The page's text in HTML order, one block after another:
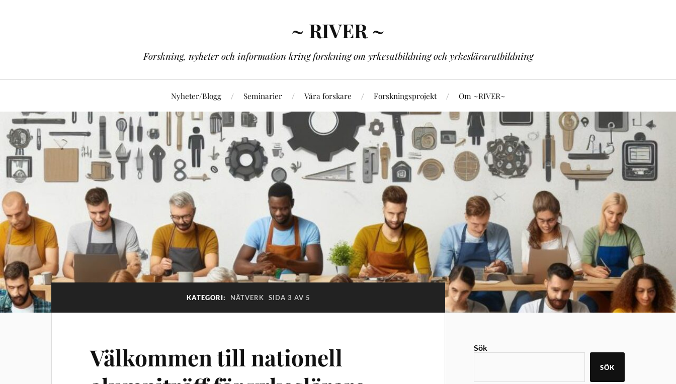
~ RIVER ~
Forskning, nyheter och information kring forskning om yrkesutbildning och yrkeslärarutbildning
Nyheter/Blogg Seminarier Våra forskare Forskningsprojekt Om ~RIVER~
KATEGORI: NÄTVERK SIDA 3 AV 5
Välkommen till nationell
Sök
SÖK